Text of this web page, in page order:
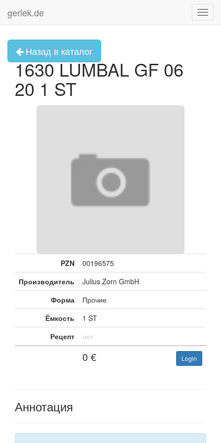
gerlek.de
Назад в каталог
1630 LUMBAL GF 06
20 1 ST
PZN
00196575
Производитель
Julius Zorn GmbH
Форма
Прочие
Ёмкость
1 ST
Рецепт
нет
0 € Login
Аннотация